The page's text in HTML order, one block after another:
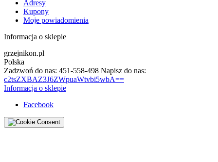
Adresy
Kupony
Moje powiadomienia
Informacja o sklepie
grzejnikon.pl
Polska
Zadzwoń do nas: 451-558-498 Napisz do nas:
c2tsZXBAZ3J6ZWpuaWtvbi5wbA==
Informacja o sklepie
Facebook